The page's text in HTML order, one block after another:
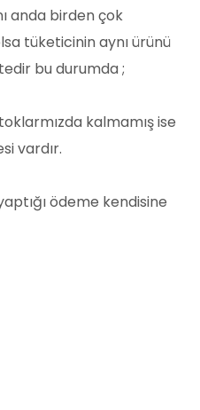
anda birden çok
tüketicinin aynı ürünü
bu durumda ;
kalmamış ise
vardır.
ödeme kendisine